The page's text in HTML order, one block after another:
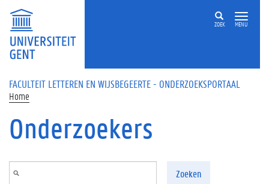
Overslaan en naar de inhoud gaan
ZOEK MENU
FACULTEIT LETTEREN EN WIJSBEGEERTE - ONDERZOEKSPORTAAL
Home
Onderzoekers
Zoeken